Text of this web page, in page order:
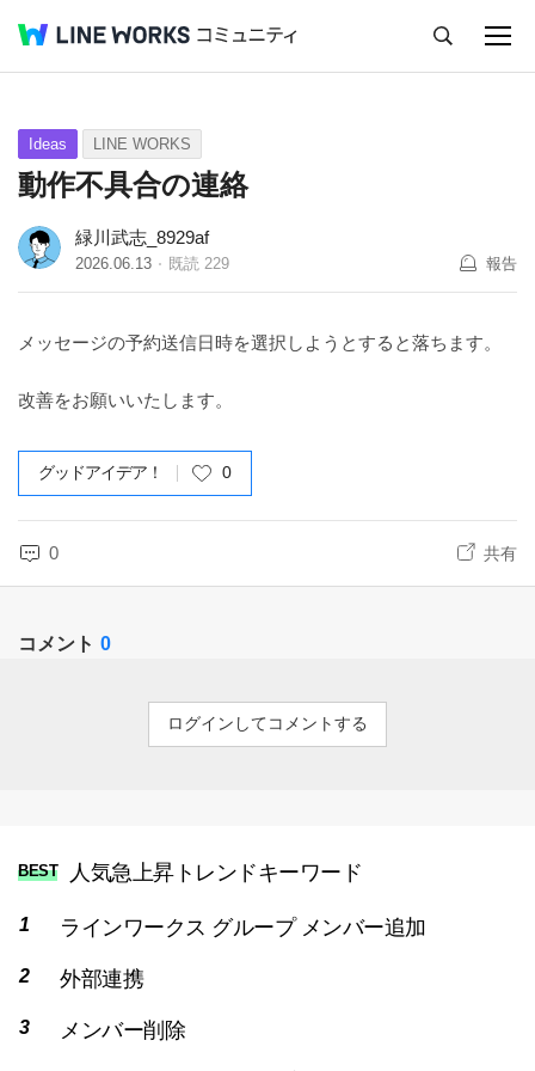
Q&A Tips Ideas
Ideas LINE WORKS
動作不具合の連絡
緑川武志_8929af
2026.06.13 既読 229 報告
メッセージの予約送信日時を選択しようとすると落ちます。
改善をお願いいたします。
グッドアイデア！ 0
0 共有
コメント 0
ログインしてコメントする
BEST 人気急上昇トレンドキーワード
ラインワークス グループ メンバー追加
外部連携
メンバー削除